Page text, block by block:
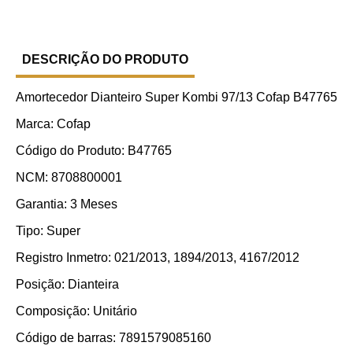
DESCRIÇÃO DO PRODUTO
Amortecedor Dianteiro Super Kombi 97/13 Cofap B47765
Marca: Cofap
Código do Produto: B47765
NCM: 8708800001
Garantia: 3 Meses
Tipo: Super
Registro Inmetro: 021/2013, 1894/2013, 4167/2012
Posição: Dianteira
Composição: Unitário
Código de barras: 7891579085160